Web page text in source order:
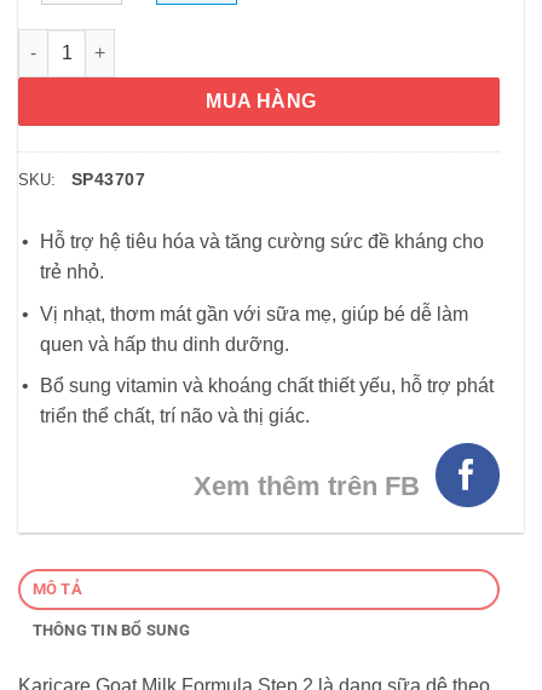
Sữa dê Karicare số 2 cho trẻ 6-12 tháng Karicare Goat Milk
MUA HÀNG
SKU: SP43707
Hỗ trợ hệ tiêu hóa và tăng cường sức đề kháng cho
trẻ nhỏ.
Vị nhạt, thơm mát gần với sữa mẹ, giúp bé dễ làm
quen và hấp thu dinh dưỡng.
Bổ sung vitamin và khoáng chất thiết yếu, hỗ trợ phát
triển thể chất, trí não và thị giác.
Xem thêm trên FB
MÔ TẢ
THÔNG TIN BỔ SUNG